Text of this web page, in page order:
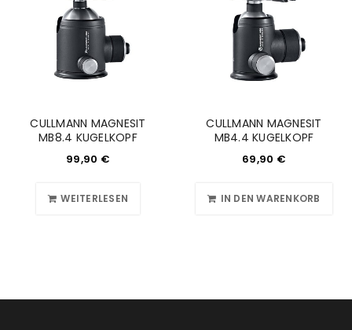
CULLMANN MAGNESIT
MB8.4 KUGELKOPF
99,90 €
WEITERLESEN
CULLMANN MAGNESIT
MB4.4 KUGELKOPF
69,90 €
IN DEN WARENKORB